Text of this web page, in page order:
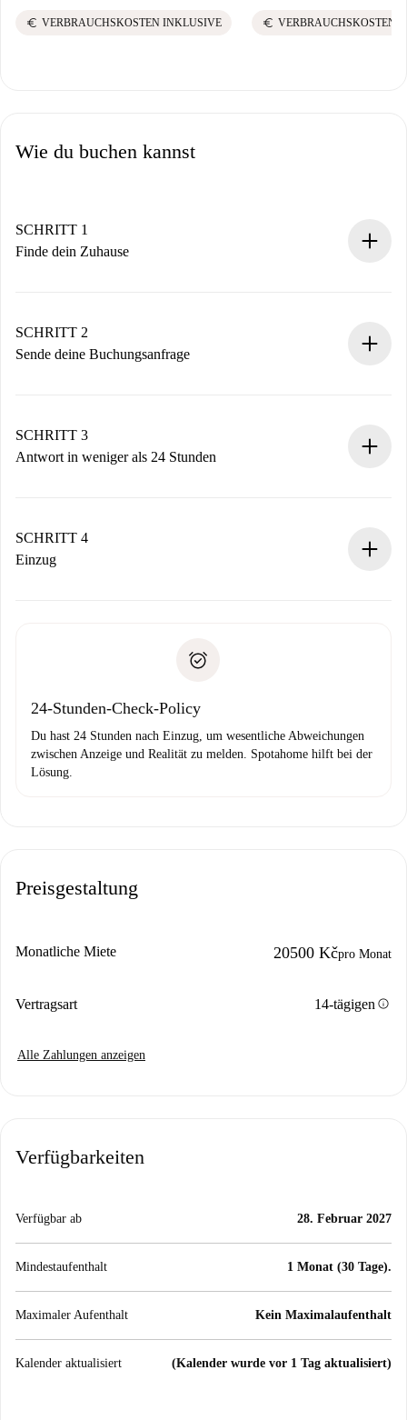
euro VERBRAUCHSKOSTEN INKLUSIVE euro VERBRAUCHSKOSTEN
Wie du buchen kannst
SCHRITT 1
Finde dein Zuhause
Du erhältst alle notwendigen Informationen im Voraus.
SCHRITT 2
Sende deine Buchungsanfrage
Denk daran, dass wir dich erst belasten, wenn der
Vermieter zustimmt.
SCHRITT 3
Antwort in weniger als 24 Stunden
stellen den Kontakt her.
Wenn der Vermieter ablehnen muss, entstehen keine
SCHRITT 4
Einzug
24-Stunden-Check-Policy
Du hast 24 Stunden nach Einzug, um wesentliche Abweichungen
zwischen Anzeige und Realität zu melden. Spotahome hilft bei der
Lösung.
Preisgestaltung
Monatliche Miete 20500 Kčpro Monat
Vertragsart 14-tägigen info
Alle Zahlungen anzeigen
Verfügbarkeiten
Verfügbar ab 28. Februar 2027
Mindestaufenthalt 1 Monat (30 Tage).
Maximaler Aufenthalt Kein Maximalaufenthalt
Kalender aktualisiert (Kalender wurde vor 1 Tag aktualisiert)